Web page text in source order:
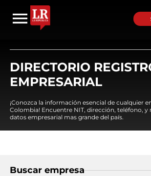
DIRECTORIO
EMPRESARIAL
¡Conozca la información esencial de cualquier
Colombia! Encuentre NIT, dirección, teléfono, y
datos empresarial mas grande del país.
Buscar empresa